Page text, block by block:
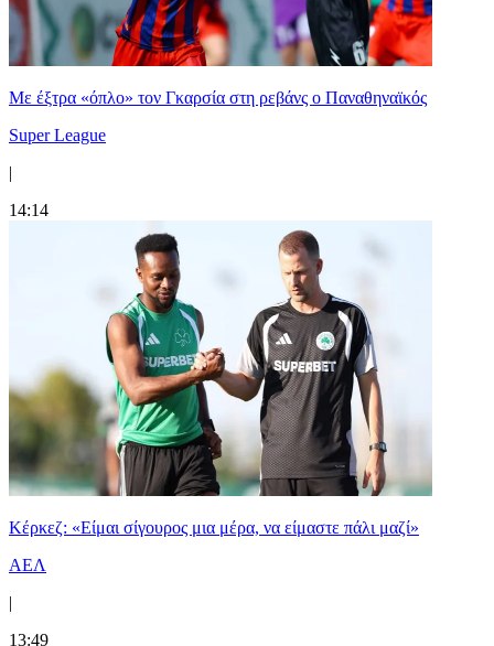
Mε έξτρα «όπλο» τον Γκαρσία στη ρεβάνς ο Παναθηναϊκός
Super League
|
14:14
Κέρκεζ: «Είμαι σίγουρος μια μέρα, να είμαστε πάλι μαζί»
ΑΕΛ
|
13:49